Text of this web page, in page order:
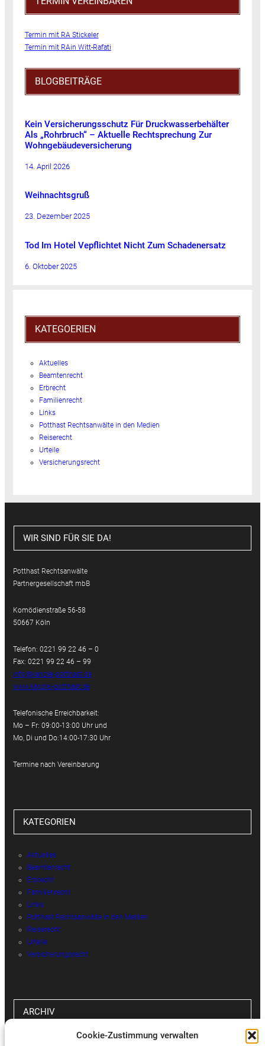
Cookie-Zustimmung verwalten
Termin mit RA Stickeler
Termin mit RAin Witt-Rafati
BLOGBEITRÄGE
Kein Versicherungsschutz Für Druckwasserbehälter
Als „Rohrbruch“ – Aktuelle Rechtsprechung Zur
Wohngebäudeversicherung
14. April 2026
Weihnachtsgruß
23. Dezember 2025
Tod Im Hotel Vepflichtet Nicht Zum Schadenersatz
6. Oktober 2025
KATEGOERIEN
Aktuelles
Beamtenrecht
Erbrecht
Familienrecht
Links
Potthast Rechtsanwälte in den Medien
Reiserecht
Urteile
Versicherungsrecht
WIR SIND FÜR SIE DA!
Potthast Rechtsanwälte
Partnergesellschaft mbB
Komödienstraße 56-58
50667 Köln
Telefon: 0221 99 22 46 – 0
Fax: 0221 99 22 46 – 99
info@kanzlei-potthast.de
www.kanzlei-potthast.de
Telefonische Erreichbarkeit:
Mo – Fr: 09:00-13:00 Uhr und
Mo, Di und Do:14:00-17:30 Uhr
Termine nach Vereinbarung
KATEGORIEN
Aktuelles
Beamtenrecht
Erbrecht
Familienrecht
Links
Potthast Rechtsanwälte in den Medien
Reiserecht
Urteile
Versicherungsrecht
ARCHIV